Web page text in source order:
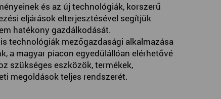
és az új technológiák, korszerű
eljárások elterjesztésével segítjük
hatékony gazdálkodását.
technológiák mezőgazdasági alkalmazása
a magyar piacon egyedülállóan elérhetővé
szükséges eszközök, termékek,
megoldások teljes rendszerét.